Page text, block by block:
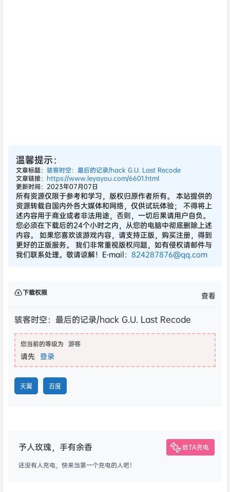
温馨提示：
文章标题： 骇客时空：最后的记录/hack G.U. Last Recode
文章链接： https://www.leyayou.com/6601.html
更新时间：2023年07月07日
所有资源仅限于参考和学习，版权归原作者所有。 本站提供的
资源转载自国内外各大媒体和网络，仅供试玩体验； 不得将上
述内容用于商业或者非法用途，否则，一切后果请用户自负。
您必须在下载后的24个小时之内，从您的电脑中彻底删除上述
内容。 如果您喜欢该游戏内容，请支持正版，购买注册，得到
更好的正版服务。 我们非常重视版权问题，如有侵权请邮件与
我们联系处理。敬请谅解！E-mail： 824287876@qq.com
下载权限 查看
骇客时空：最后的记录/hack G.U. Last Recode
您当前的等级为 游客
请先 登录
天翼 百度
予人玫瑰，手有余香 给TA充电
还没有人充电，快来当第一个充电的人吧！